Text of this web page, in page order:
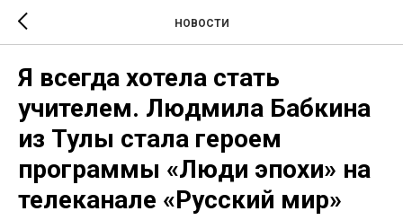
НОВОСТИ
Я всегда хотела стать
учителем. Людмила Бабкина
из Тулы стала героем
программы «Люди эпохи» на
телеканале «Русский мир»